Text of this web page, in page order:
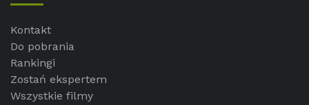
Kontakt
Do pobrania
Rankingi
Zostań ekspertem
Wszystkie filmy